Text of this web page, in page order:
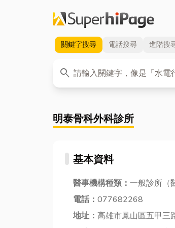
關鍵字搜尋 電話搜尋 進階搜
search
關鍵字
明泰骨科外科診所
基本資料
醫事機構種類： 一般診所（
電話： 077682268
地址： 高雄市鳳山區五甲